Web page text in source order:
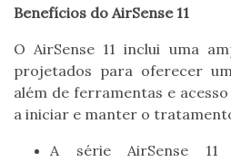
Benefícios do AirSense 11
O AirSense 11 inclui uma
projetados para oferecer
além de ferramentas e
a iniciar e manter o
A série AirSense